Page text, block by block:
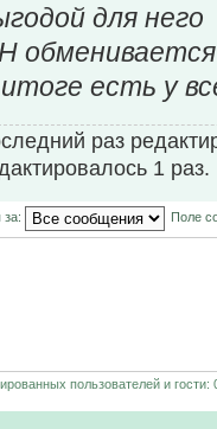
для него
обменивается
есть у
раз
1 раз.
за: Поле
пользователей и гости: